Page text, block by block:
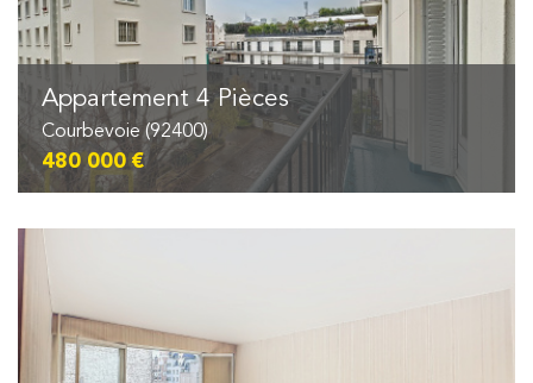
Appartement 4 Pièces
Courbevoie (92400)
480 000 €